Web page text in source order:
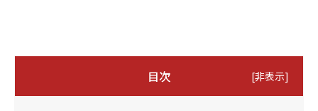
目次 [非表示]